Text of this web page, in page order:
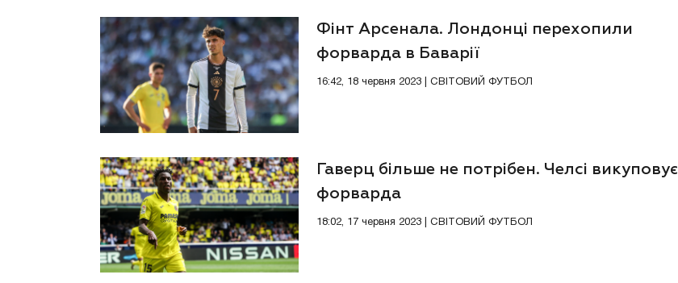
Фінт Арсенала. Лондонці перехопили
форварда в Баварії
16:42, 18 червня 2023 | СВІТОВИЙ ФУТБОЛ
Гаверц більше не потрібен. Челсі викуповує
форварда
18:02, 17 червня 2023 | СВІТОВИЙ ФУТБОЛ